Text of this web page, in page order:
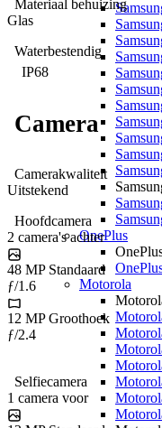
OnePlus
Motorola
Materiaal behuizing
Glas
Waterbestendig
IP68
Camera
Camerakwaliteit
Uitstekend
Hoofdcamera
2 camera's achter
48 MP Standaard
ƒ/1.6
12 MPGroothoek
ƒ/2.4
Selfiecamera
1 camera voor